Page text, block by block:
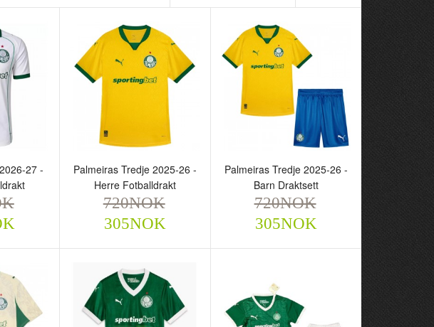
2026-27 -
305NOK
Palmeiras Tredje 2025-26 -
Herre Fotballdrakt
720NOK 305NOK
Palmeiras Tredje 2025-26 -
Barn Draktsett
720NOK 305NOK
27 -
Palmeiras Tredje 2025-26 -
Herre Fotballdrakt
720NOK
305NOK
Palmeiras Tredje 2025-26 -
Barn Draktsett
720NOK
305NOK